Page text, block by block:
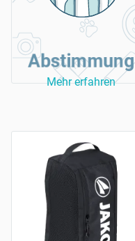
Abstimmung
Mehr erfahren